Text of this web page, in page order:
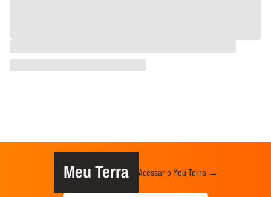
Meu Terra Acessar o Meu Terra →